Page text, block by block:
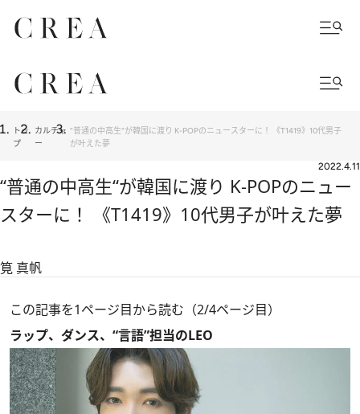
トッ
プ
カルチャ
ー
“普通の中高生“が韓国に渡り K-POPのニュースターに！ 《T1419》10代男子
が叶えた夢
2022.4.11
“普通の中高生“が韓国に渡り K-POPのニュー
スターに！ 《T1419》10代男子が叶えた夢
筧 真帆
この記事を1ページ目から読む（2/4ページ目）
ラップ、ダンス、“言語”担当のLEO